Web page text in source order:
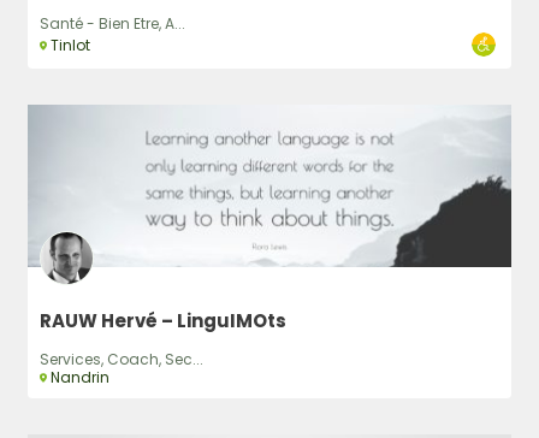
Santé - Bien Etre, A...
Tinlot
RAUW Hervé – LinguIMOts
Services, Coach, Sec...
Nandrin